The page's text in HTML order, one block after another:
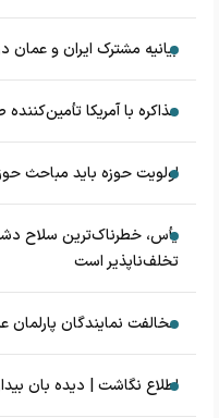
بیانیه مشترک ایران و
مذاکره با آمریکا
اولویت حوزه باید مباحث
یأس، خطرناک‌ترین سلاح
تخلف‌ناپذیر است
مخالفت نمایندگان پارلمان
اطلاع نگاشت | دیده بان